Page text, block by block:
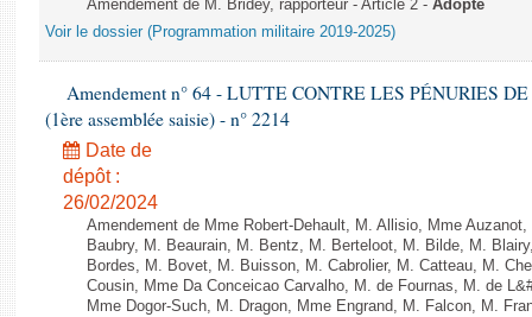
Amendement de M. Bridey, rapporteur - Article 2 - Adopté
Voir le dossier (Programmation militaire 2019-2025)
Amendement n° 64 - LUTTE CONTRE LES PÉNURIES
(1ère assemblée saisie) - n° 2214
Date de
dépôt :
26/02/2024
Amendement de Mme Robert-Dehault, M. Allisio, Mme
Baubry, M. Beaurain, M. Bentz, M. Berteloot, M. Bilde, M.
Bordes, M. Bovet, M. Buisson, M. Cabrolier, M. Catteau, M.
Cousin, Mme Da Conceicao Carvalho, M. de Fournas, M. de
Mme Dogor-Such, M. Dragon, Mme Engrand, M. Falcon, M.